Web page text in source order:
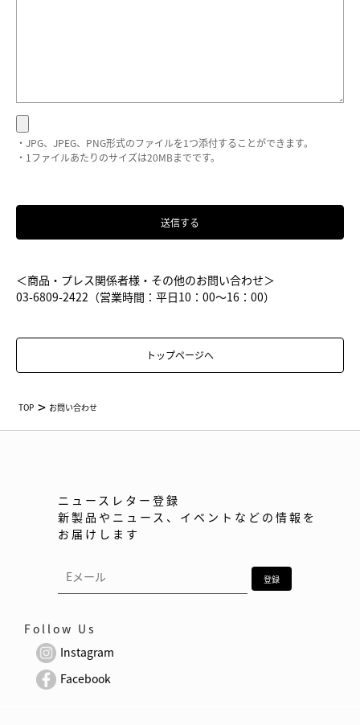
・JPG、JPEG、PNG形式のファイルを1つ添付することができます。
・1ファイルあたりのサイズは20MBまでです。
＜商品・プレス関係者様・その他のお問い合わせ＞
03-6809-2422（営業時間：平日10：00～16：00）
トップページへ
TOP お問い合わせ
ニュースレター登録
新製品やニュース、イベントなどの情報を
お届けします
Follow Us
Instagram
Facebook